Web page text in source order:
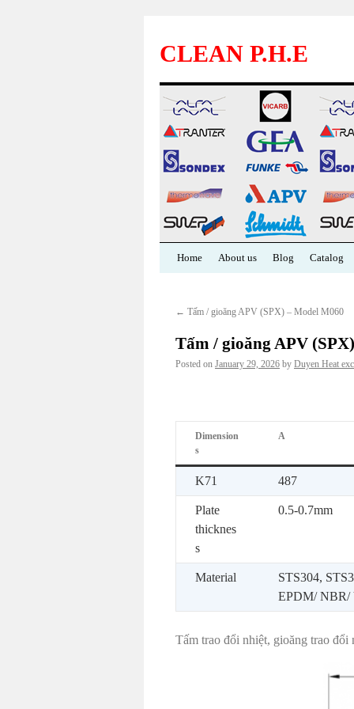
CLEAN P.H.E
Skip
content
Home About us Blog Catalog
← Tấm / gioăng APV (SPX) – Model M060
Tấm / gioăng APV
Posted on January 29, 2026 by Duyen Heat
Dimension
s
A
K71 487
Plate
thicknes
s
0.5-0.7mm
Material
STS304,
EPDM/
Tấm trao đổi nhiệt, gioăng trao